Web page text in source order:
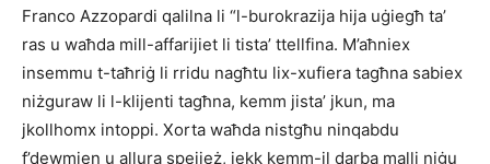
Franco Azzopardi qalilna li “l-burokrazija hija uġiegħ ta’
ras u waħda mill-affarijiet li tista’ ttellfina. M’aħniex
insemmu t-taħriġ li rridu nagħtu lix-xufiera tagħna sabiex
niżguraw li l-klijenti tagħna, kemm jista’ jkun, ma
jkollhomx intoppi. Xorta waħda nistgħu ninqabdu
f’dewmien u allura spejjeż, jekk kemm-il darba malli niġu